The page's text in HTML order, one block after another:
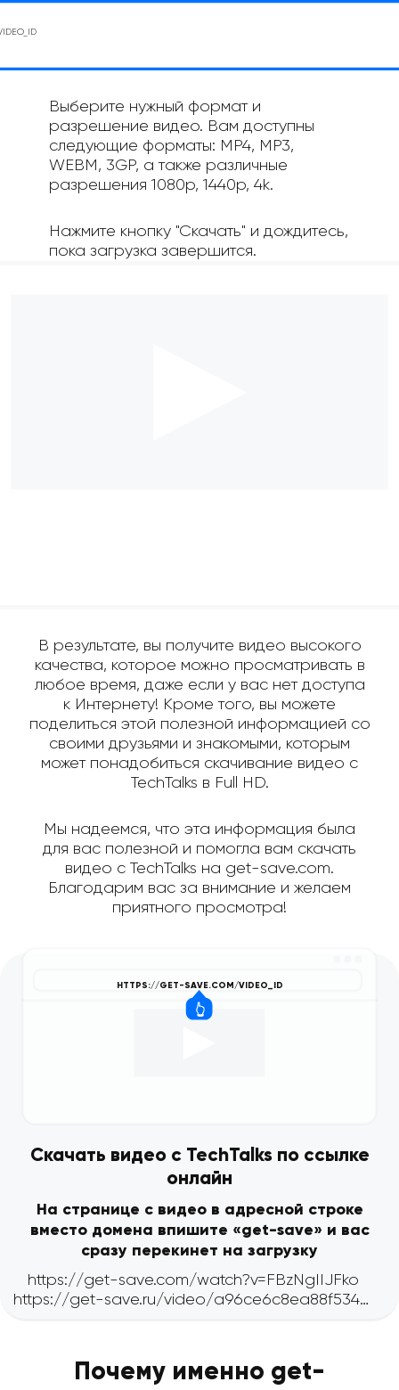
Выберите нужный формат и
разрешение видео. Вам доступны
следующие форматы: MP4, MP3,
WEBM, 3GP, а также различные
разрешения 1080p, 1440p, 4k.
Нажмите кнопку "Скачать" и дождитесь,
пока загрузка завершится.
В результате, вы получите видео высокого
качества, которое можно просматривать в
любое время, даже если у вас нет доступа
к Интернету! Кроме того, вы можете
поделиться этой полезной информацией со
своими друзьями и знакомыми, которым
может понадобиться скачивание видео с
TechTalks в Full HD.
Мы надеемся, что эта информация была
для вас полезной и помогла вам скачать
видео с TechTalks на get-save.com.
Благодарим вас за внимание и желаем
приятного просмотра!
Скачать видео с TechTalks по ссылке
онлайн
На странице с видео в адресной строке
вместо домена впишите «get-save» и вас
сразу перекинет на загрузку
Почему именно get-